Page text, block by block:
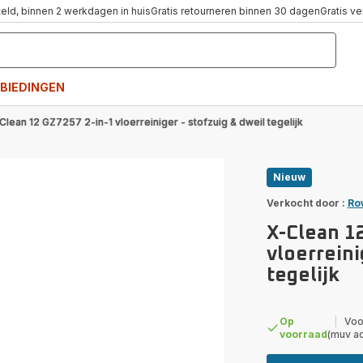
binnen 2 werkdagen in huisGratis retourneren binnen 30 dagenGratis
12 GZ7257 2-in-1 vloerreiniger - stofzuig & dweil tegelijk
Nieuw
Verkocht door :
X-Clean
tegelijk
Op
voorraad(muv